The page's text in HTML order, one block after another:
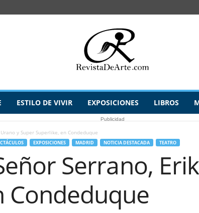
ESTILO DE VIVIR EXPOSICIONES LIBROS
Publicidad
y Super Superlike, en Condeduque
EXPOSICIONES MADRID NOTICIA DESTACADA TEATRO
Serrano,
Condeduque